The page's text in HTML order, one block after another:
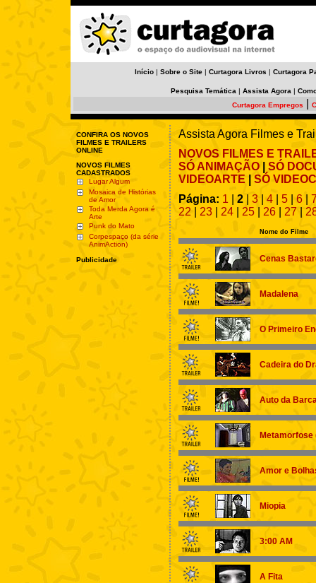
Início | Sobre o Site | Curtagora Livros | Curtagora
Pesquisa Temática | Assista Agora |
Curtagora Empregos
CONFIRA OS NOVOS
FILMES E TRAILERS
ONLINE
NOVOS FILMES
CADASTRADOS
Lugar Algum
Mosaica de Histórias
de Amor
Toda Merda Agora é
Arte
Punk do Mato
Corpespaço (da série
AnimAction)
Publicidade
Assista Agora Filmes e
NOVOS FILMES E
SÓ ANIMAÇÃO
SÓ
VIDEOARTE
SÓ
Página: 1 2 3 4 5 6
22
23 24 25 26 27
Nome do Filme
Cenas
Madalena
O Primeiro
Cadeira do
Auto da
Metamorfose
Amor e
Miopia
3:00 AM
A Fita